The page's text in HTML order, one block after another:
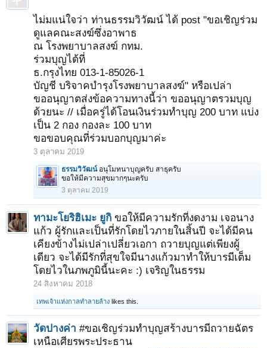
ไม่มแน่ใจว่า ท่านธรรมวิวัฒน์ ได้ post "ขอเชิญร่วม
ดูแลคณะสงฆ์ซึ่งอาพาธ
ณ โรงพยาบาลสงฆ์ กทม.
ร่วมบุญได้ที่
ธ.กรุงไทย 013-1-85026-1
บัญชี บริจาคบำรุงโรงพยาบาลสงฆ์" หรือเปล่า
ขออนุญาตส่งข้อความทางนี้ว่า ขออนุญาตรวมบุญ
ด้วยนะ // เมื่อครู่ได้โอนเงินร่วมทำบุญ 200 บาท แบ่ง
เป็น 2 กอง กองละ 100 บาท
ขอขอบคุณที่ร่วมบอกบุญมาค่ะ
3 ตุลาคม 2019
ธรรมวิวัฒน์ อนุโมทนาบุญครับ สาธุครับ
ขอให้มีความสุขมากๆนะครับ
3 ตุลาคม 2019
ทามะโยริฮิเมะ ยูกิ ขอให้มีความรักที่งดงาม เจอนาง
แก้ว ผู้รักและเป็นที่รักโดยไวภายในสิ้นปี จะได้มีคน
เคียงข้างไม่เปล่าเปลี่ยวเอกา ถวายบุญแต่เพียงผู้
เดียว จะได้มีรักที่สุขใจมีนางแก้วมาทำให้บารมีเต็ม
โดยไวในภพภูมินี้นะคะ :) เจริญในธรรม
24 สิงหาคม 2018
เทพเจ้าแห่งกาลทำลายล้าง likes this.
วัดปางค่า #ขอเชิญร่วมทำบุญสร้างบารมีถวายฉัตร
เหนือเศียรพระประธาน